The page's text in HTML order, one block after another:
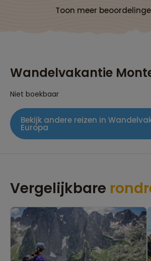
Toon meer
Wandelvakantie
Niet boekbaar
Bekijk andere reizen in
Europa
Vergelijkbare